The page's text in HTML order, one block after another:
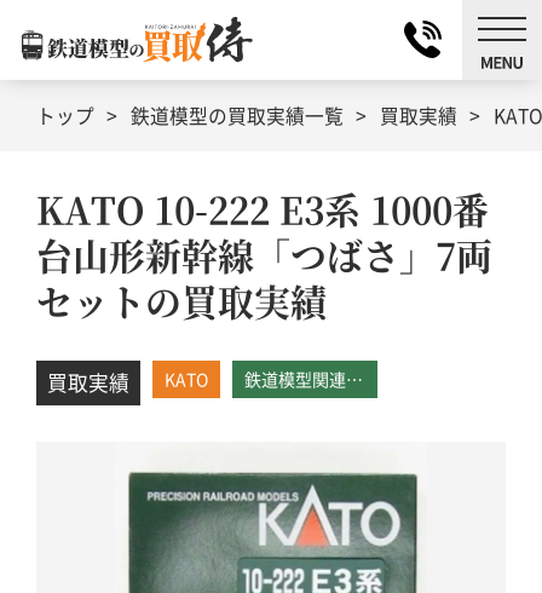
トップ 鉄道模型の買取実績一覧 買取実績
KATO 10-222 E3系 1000番
台山形新幹線「つばさ」7両
セットの買取実績
買取実績 KATO 鉄道模型関連パーツ